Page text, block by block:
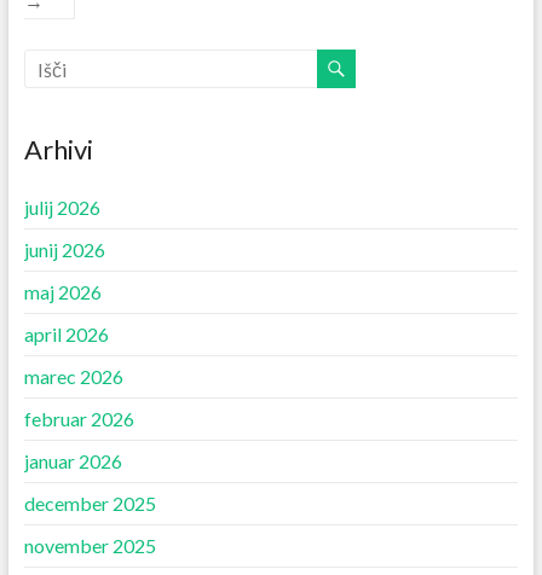
Arhivi
julij 2026
junij 2026
maj 2026
april 2026
marec 2026
februar 2026
januar 2026
december 2025
november 2025